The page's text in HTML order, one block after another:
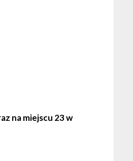
na miejscu 23 w